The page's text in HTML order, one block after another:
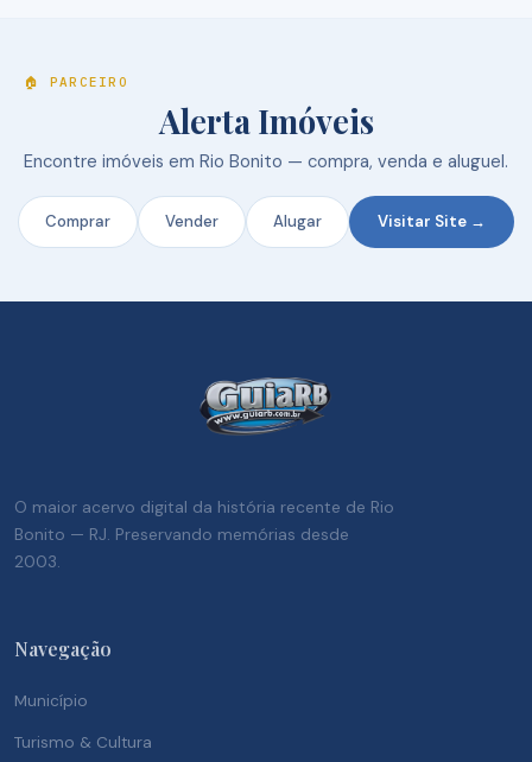
🏠 PARCEIRO
Alerta Imóveis
Encontre imóveis em Rio Bonito — compra, venda e aluguel.
Comprar Vender Alugar Visitar Site →
O maior acervo digital da história recente de Rio
Bonito — RJ. Preservando memórias desde
2003.
Navegação
Município
Turismo & Cultura